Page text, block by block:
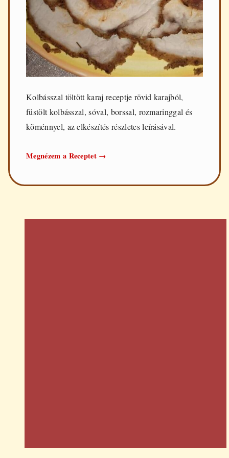
Kolbásszal töltött karaj receptje rövid karajból,
füstölt kolbásszal, sóval, borssal, rozmaringgal és
köménnyel, az elkészítés részletes leírásával.
Megnézem a Receptet Kolbásszal
→